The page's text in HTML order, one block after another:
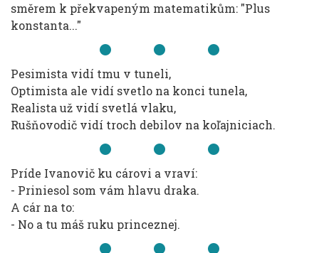
směrem k překvapeným matematikům: "Plus
konstanta..."
Pesimista vidí tmu v tuneli,
Optimista ale vidí svetlo na konci tunela,
Realista už vidí svetlá vlaku,
Rušňovodič vidí troch debilov na koľajniciach.
Príde Ivanovič ku cárovi a vraví:
- Priniesol som vám hlavu draka.
A cár na to:
- No a tu máš ruku princeznej.